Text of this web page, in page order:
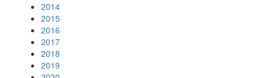
2014
2015
2016
2017
2018
2019